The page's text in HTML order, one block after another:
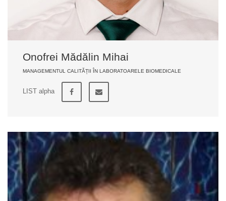
Onofrei Mădălin Mihai
MANAGEMENTUL CALITĂȚII ÎN LABORATOARELE BIOMEDICALE
LIST alpha